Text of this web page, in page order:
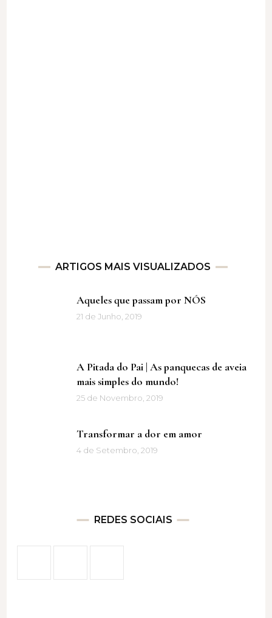
ARTIGOS MAIS VISUALIZADOS
Aqueles que passam por NÓS
21 de Junho, 2019
A Pitada do Pai | As panquecas de aveia
mais simples do mundo!
25 de Novembro, 2019
Transformar a dor em amor
4 de Setembro, 2019
REDES SOCIAIS